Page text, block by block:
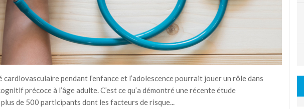
cardiovasculaire pendant l’enfance et l’adolescence pourrait jouer un rôle dans
précoce à l’âge adulte. C’est ce qu’a démontré une récente étude
de 500 participants dont les facteurs de risque...